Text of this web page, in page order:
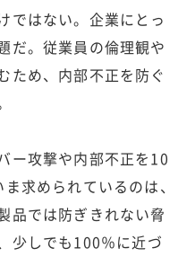
ではない。企業にとっ
だ。従業員の倫理観や
ため、内部不正を防ぐ
ー攻撃や内部不正を10
求められているのは、
品では防ぎきれない脅
少しでも100％に近づ